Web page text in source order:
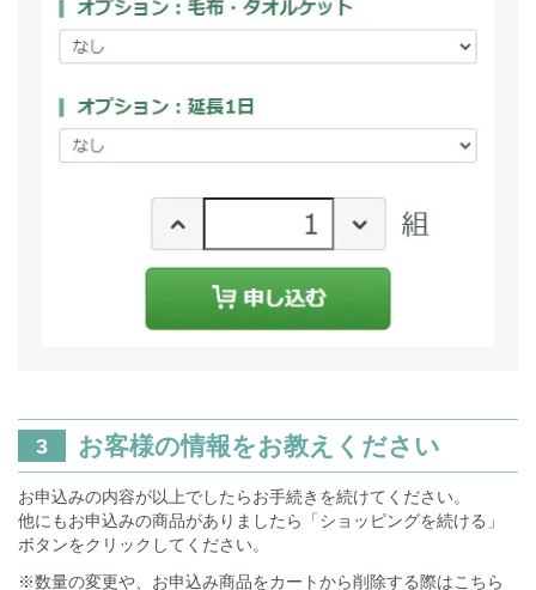
3 お客様の情報をお教えください
お申込みの内容が以上でしたらお手続きを続けてください。
他にもお申込みの商品がありましたら「ショッピングを続ける」
ボタンをクリックしてください。
※数量の変更や、お申込み商品をカートから削除する際はこちら